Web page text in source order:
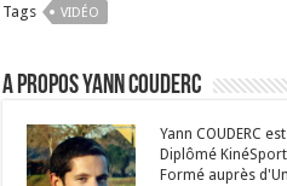
Tags VIDÉO
A propos Yann Couderc
Yann COUDERC
Diplômé
Formé auprès